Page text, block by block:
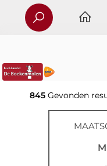
845 Gevonden